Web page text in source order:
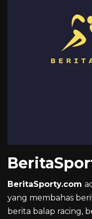
BeritaSporty.com
yang membahas
berita balap racing,